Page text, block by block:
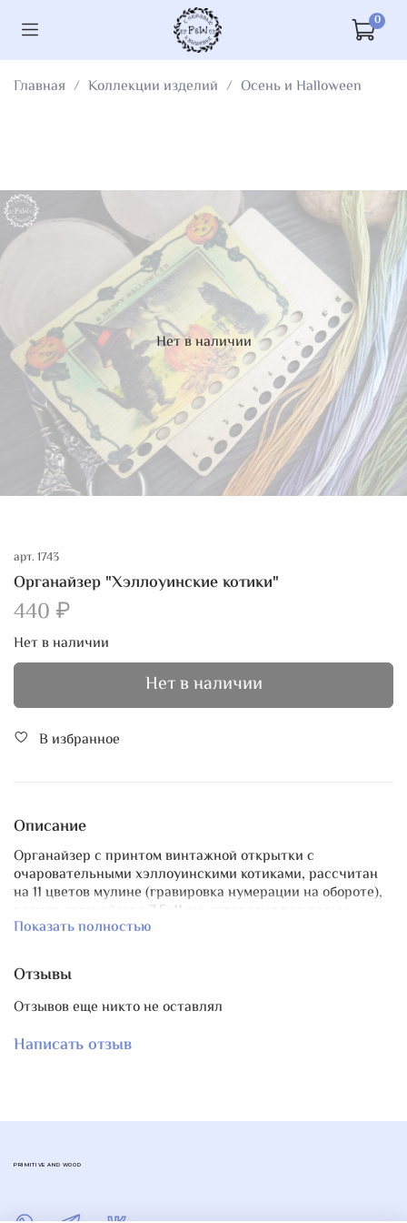
0
Главная Коллекции изделий Осень и Halloween
Нет в наличии
арт.1743
Органайзер "Хэллоуинские котики"
440 ₽
Нет в наличии
Нет в наличии
В избранное
Описание
Органайзер с принтом винтажной открытки с
очаровательными хэллоуинскими котиками, рассчитан
на 11 цветов мулине (гравировка нумерации на обороте),
размер органайзера 7,5х11 см, отверстия под пасмы
удобной овальной формы размером 7х5 мм. Принт
сотрется и не выцветет.
Показать полностью
Отзывы
Отзывов еще никто не оставлял
Написать отзыв
PRIMITIVE AND WOOD